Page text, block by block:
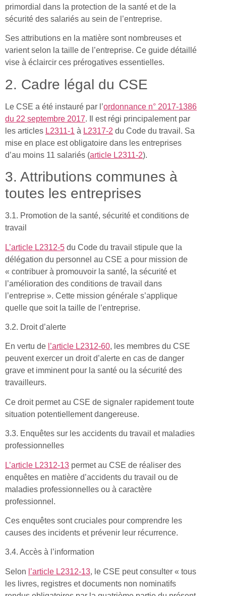
primordial dans la protection de la santé et de la
sécurité des salariés au sein de l’entreprise.
Ses attributions en la matière sont nombreuses et
varient selon la taille de l’entreprise. Ce guide détaillé
vise à éclaircir ces prérogatives essentielles.
2. Cadre légal du CSE
Le CSE a été instauré par l’ordonnance n° 2017-1386
du 22 septembre 2017. Il est régi principalement par
les articles L2311-1 à L2317-2 du Code du travail. Sa
mise en place est obligatoire dans les entreprises
d’au moins 11 salariés (article L2311-2).
3. Attributions communes à
toutes les entreprises
3.1. Promotion de la santé, sécurité et conditions de
travail
L’article L2312-5 du Code du travail stipule que la
délégation du personnel au CSE a pour mission de
« contribuer à promouvoir la santé, la sécurité et
l’amélioration des conditions de travail dans
l’entreprise ». Cette mission générale s’applique
quelle que soit la taille de l’entreprise.
3.2. Droit d’alerte
En vertu de l’article L2312-60, les membres du CSE
peuvent exercer un droit d’alerte en cas de danger
grave et imminent pour la santé ou la sécurité des
travailleurs.
Ce droit permet au CSE de signaler rapidement toute
situation potentiellement dangereuse.
3.3. Enquêtes sur les accidents du travail et maladies
professionnelles
L’article L2312-13 permet au CSE de réaliser des
enquêtes en matière d’accidents du travail ou de
maladies professionnelles ou à caractère
professionnel.
Ces enquêtes sont cruciales pour comprendre les
causes des incidents et prévenir leur récurrence.
3.4. Accès à l’information
Selon l’article L2312-13, le CSE peut consulter « tous
les livres, registres et documents non nominatifs